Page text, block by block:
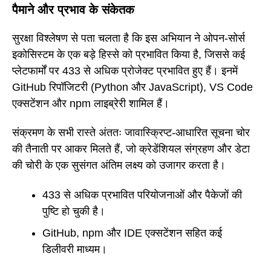
पैमाने और प्रभाव के संकेतक
सुरक्षा विश्लेषण से पता चलता है कि इस अभियान ने ओपन-सोर्स
इकोसिस्टम के एक बड़े हिस्से को प्रभावित किया है, जिससे कई
प्लेटफार्मों पर 433 से अधिक प्रोजेक्ट प्रभावित हुए हैं। इनमें
GitHub रिपॉजिटरी (Python और JavaScript), VS Code
एक्सटेंशन और npm लाइब्रेरी शामिल हैं।
संक्रमण के सभी रास्ते अंततः जावास्क्रिप्ट-आधारित सूचना चोर
की तैनाती पर आकर मिलते हैं, जो क्रेडेंशियल संग्रहण और डेटा
की चोरी के एक सुसंगत अंतिम लक्ष्य को उजागर करता है।
433 से अधिक प्रभावित परियोजनाओं और पैकेजों की
पुष्टि हो चुकी है।
GitHub, npm और IDE एक्सटेंशन सहित कई
डिलीवरी माध्यम।